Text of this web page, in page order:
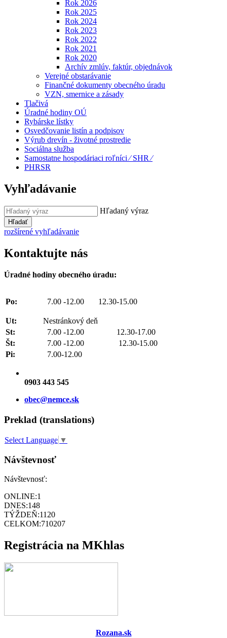
Rok 2026
Rok 2025
Rok 2024
Rok 2023
Rok 2022
Rok 2021
Rok 2020
Archív zmlúv, faktúr, objednávok
Verejné obstarávanie
Finančné dokumenty obecného úradu
VZN, smernice a zásady
Tlačivá
Úradné hodiny OÚ
Rybárske lístky
Osvedčovanie listín a podpisov
Výrub drevín - životné prostredie
Sociálna služba
Samostatne hospodáriaci roľníci ⁄ SHR ⁄
PHRSR
Vyhľadávanie
Hľadaný výraz
Hľadať
rozšírené vyhľadávanie
Kontaktujte nás
Úradné hodiny obecného úradu:
Po: 7.00 -12.00 12.30-15.00
Ut:
Nestránkový deň
St:
7.00 -12.00 12.30-17.00
Št:
7.00 -12.00 12.30-15.00
Pi:
7.00-12.00
0903 443 545
obec@nemce.sk
Preklad (translations)
Select Language ▼
Návštevnosť
Návštevnosť:
ONLINE:1
DNES:148
TÝŽDEŇ:1120
CELKOM:710207
Registrácia na MKhlas
Rozana.sk